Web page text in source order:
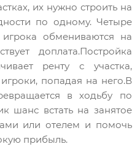
их нужно строить на
по одному. Четыре
обмениваются на
доплата.Постройка
ренту с участка,
попадая на него.В
в ходьбу по
шанс встать на занятое
или отелем и помочь
прибыль.